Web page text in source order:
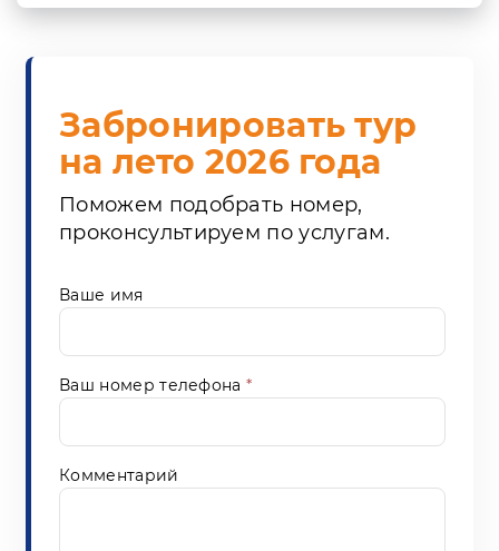
Забронировать тур
на лето 2026 года
Поможем подобрать номер,
проконсультируем по услугам.
Ваше имя
Ваш номер телефона*
Комментарий